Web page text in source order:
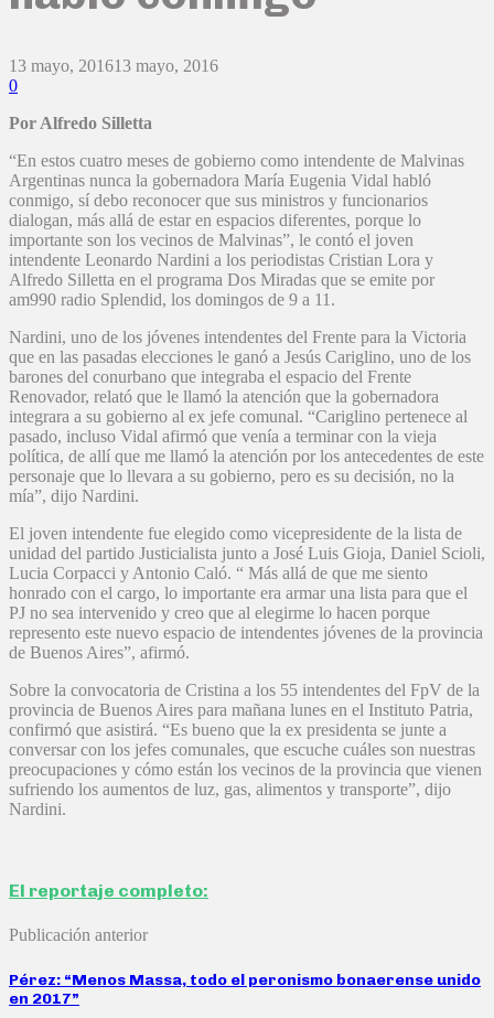
13 mayo, 201613 mayo, 2016
0
Por Alfredo Silletta
“En estos cuatro meses de gobierno como intendente de Malvinas
Argentinas nunca la gobernadora María Eugenia Vidal habló
conmigo, sí debo reconocer que sus ministros y funcionarios
dialogan, más allá de estar en espacios diferentes, porque lo
importante son los vecinos de Malvinas”, le contó el joven
intendente Leonardo Nardini a los periodistas Cristian Lora y
Alfredo Silletta en el programa Dos Miradas que se emite por
am990 radio Splendid, los domingos de 9 a 11.
Nardini, uno de los jóvenes intendentes del Frente para la Victoria
que en las pasadas elecciones le ganó a Jesús Cariglino, uno de los
barones del conurbano que integraba el espacio del Frente
Renovador, relató que le llamó la atención que la gobernadora
integrara a su gobierno al ex jefe comunal. “Cariglino pertenece al
pasado, incluso Vidal afirmó que venía a terminar con la vieja
política, de allí que me llamó la atención por los antecedentes de este
personaje que lo llevara a su gobierno, pero es su decisión, no la
mía”, dijo Nardini.
El joven intendente fue elegido como vicepresidente de la lista de
unidad del partido Justicialista junto a José Luis Gioja, Daniel Scioli,
Lucia Corpacci y Antonio Caló. “ Más allá de que me siento
honrado con el cargo, lo importante era armar una lista para que el
PJ no sea intervenido y creo que al elegirme lo hacen porque
represento este nuevo espacio de intendentes jóvenes de la provincia
de Buenos Aires”, afirmó.
Sobre la convocatoria de Cristina a los 55 intendentes del FpV de la
provincia de Buenos Aires para mañana lunes en el Instituto Patria,
confirmó que asistirá. “Es bueno que la ex presidenta se junte a
conversar con los jefes comunales, que escuche cuáles son nuestras
preocupaciones y cómo están los vecinos de la provincia que vienen
sufriendo los aumentos de luz, gas, alimentos y transporte”, dijo
Nardini.
El reportaje completo:
Publicación anterior
Pérez: “Menos Massa, todo el peronismo bonaerense unido
en 2017”